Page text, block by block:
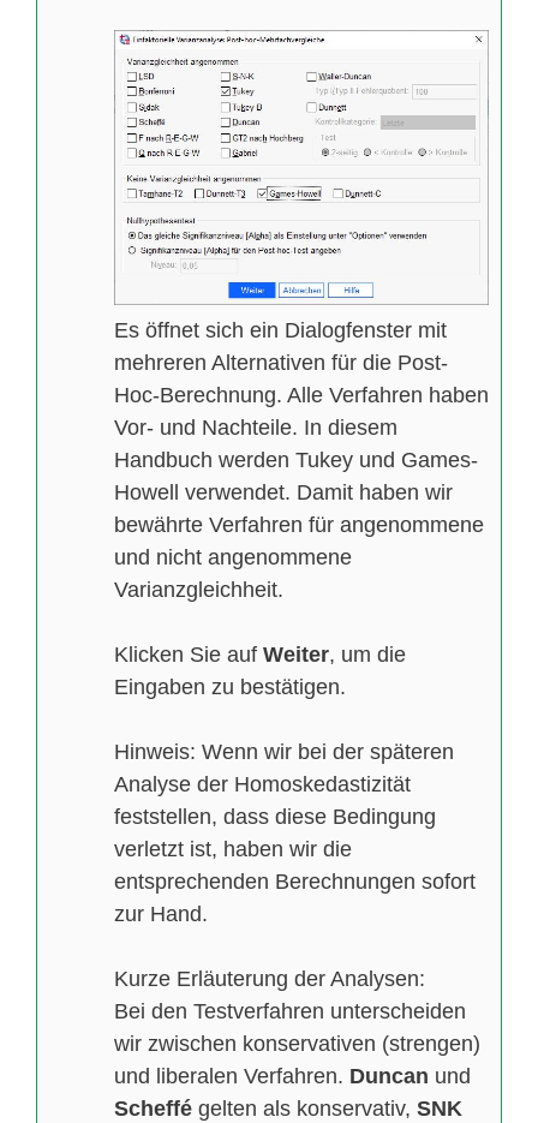
Es öffnet sich ein Dialogfenster mit
mehreren Alternativen für die Post-
Hoc-Berechnung. Alle Verfahren haben
Vor- und Nachteile. In diesem
Handbuch werden Tukey und Games-
Howell verwendet. Damit haben wir
bewährte Verfahren für angenommene
und nicht angenommene
Varianzgleichheit.
Klicken Sie auf Weiter, um die
Eingaben zu bestätigen.
Hinweis: Wenn wir bei der späteren
Analyse der Homoskedastizität
feststellen, dass diese Bedingung
verletzt ist, haben wir die
entsprechenden Berechnungen sofort
zur Hand.
Kurze Erläuterung der Analysen:
Bei den Testverfahren unterscheiden
wir zwischen konservativen (strengen)
und liberalen Verfahren. Duncan und
Scheffé gelten als konservativ, SNK